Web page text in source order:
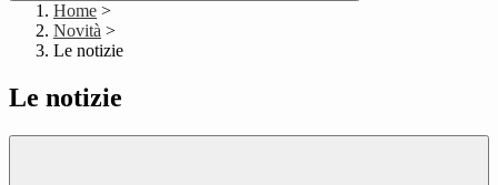
Home >
Novità >
Le notizie
Le notizie